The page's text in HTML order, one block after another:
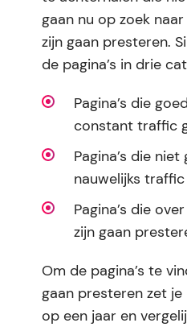
gaan nu op zoek
zijn gaan presteren.
de pagina’s in drie
Pagina’s die
constant traffic
Pagina’s die
nauwelijks
Pagina’s die
zijn gaan
Om de pagina’s te
gaan presteren zet
op een jaar en